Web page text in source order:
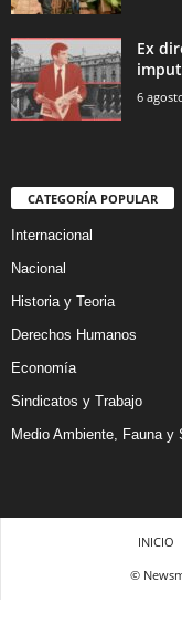
Ex
6
CATEGORÍA POPULAR
Internacional
Nacional
Historia y Teoria
Derechos Humanos
Economía
Sindicatos y Trabajo
Medio Ambiente, Fauna y
INICIO
©